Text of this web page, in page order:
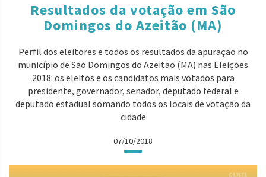
Resultados da votação em São
Domingos do Azeitão (MA)
Perfil dos eleitores e todos os resultados da apuração no
município de São Domingos do Azeitão (MA) nas Eleições
2018: os eleitos e os candidatos mais votados para
presidente, governador, senador, deputado federal e
deputado estadual somando todos os locais de votação da
cidade
07/10/2018